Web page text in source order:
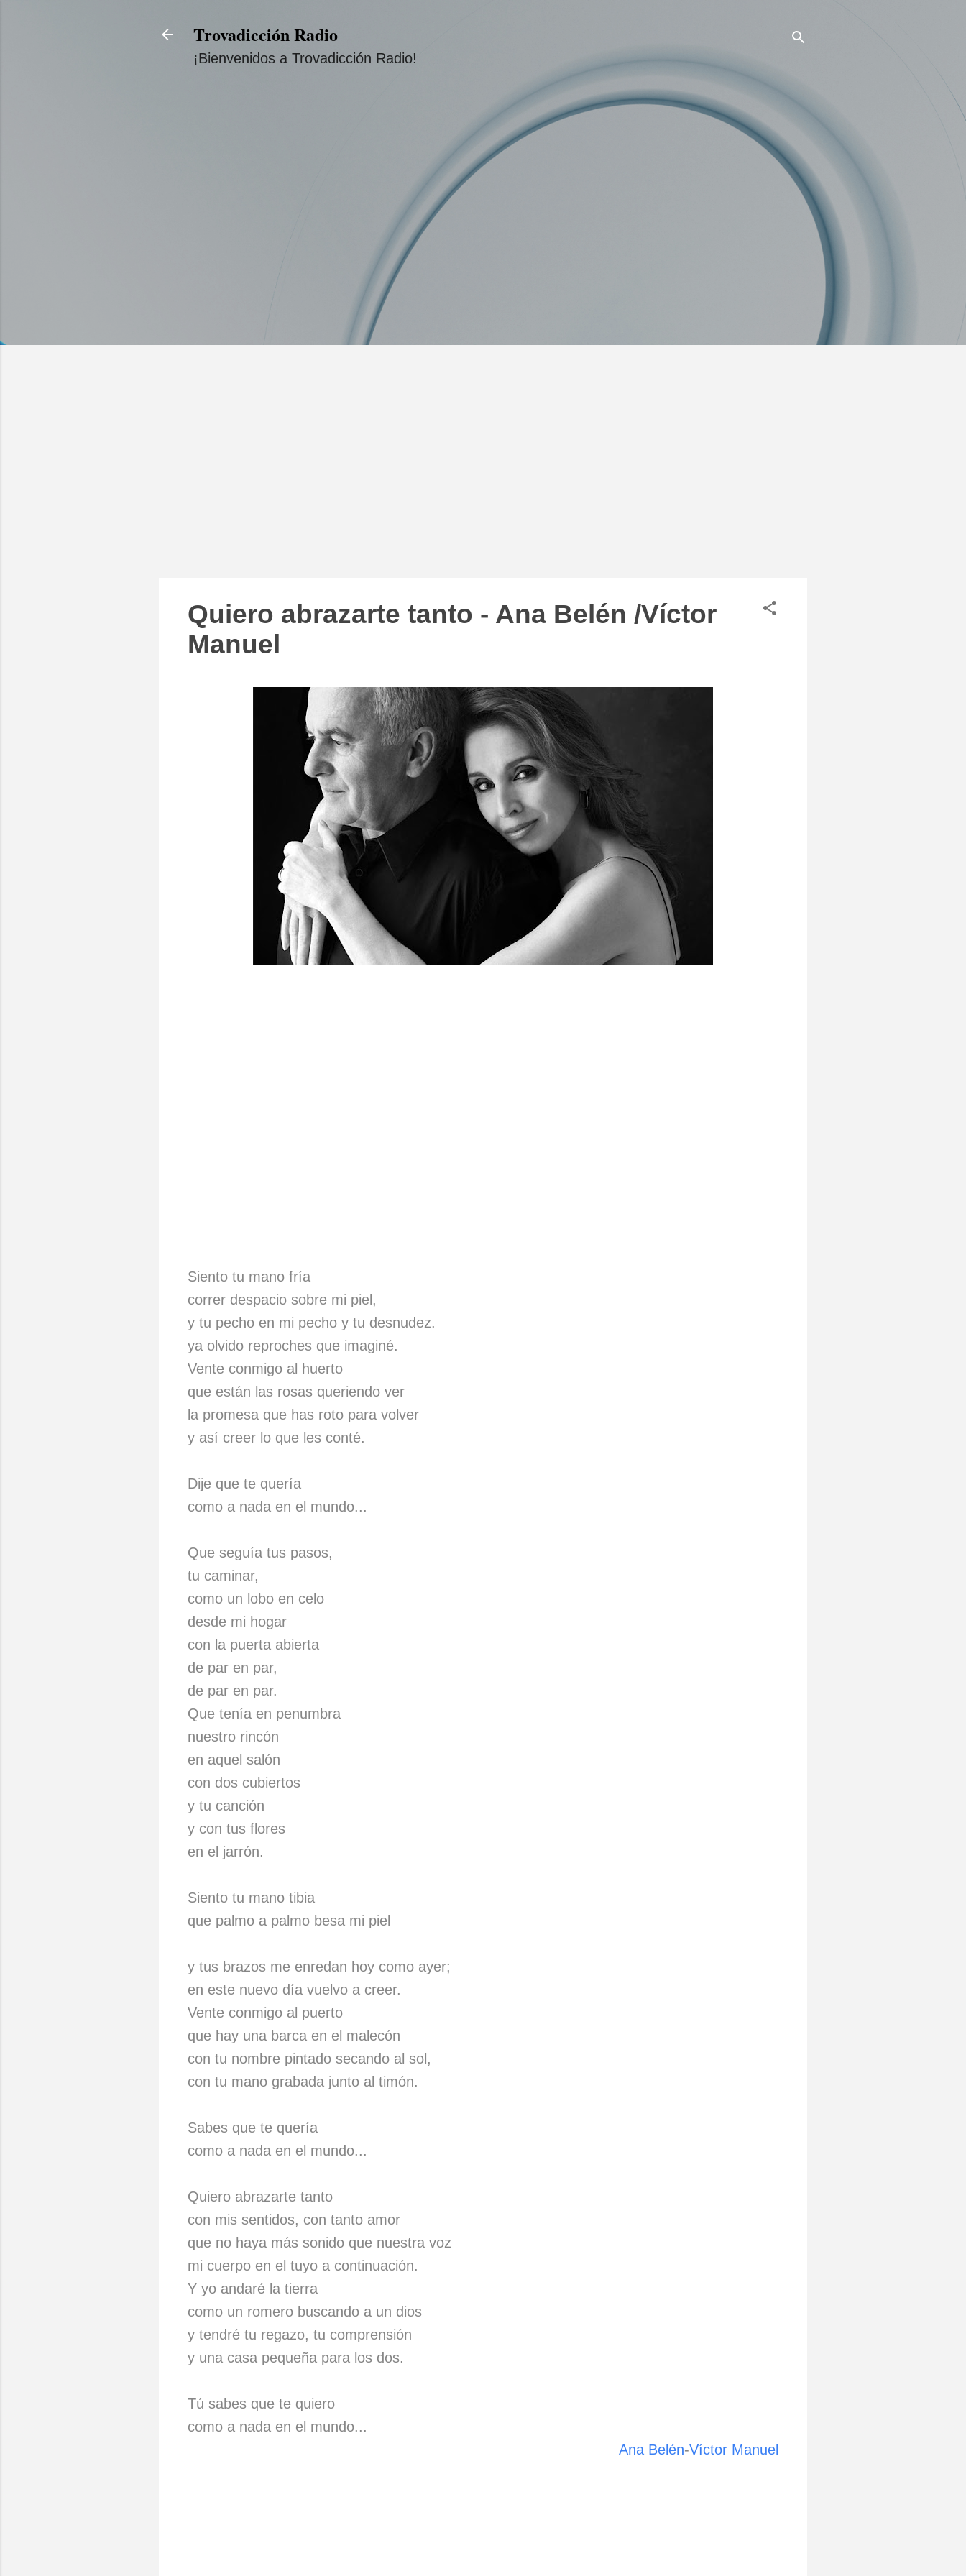
Trovadicción Radio
¡Bienvenidos a Trovadicción Radio!
Quiero abrazarte tanto - Ana Belén /Víctor
Manuel
Siento tu mano fría
correr despacio sobre mi piel,
y tu pecho en mi pecho y tu desnudez.
ya olvido reproches que imaginé.
Vente conmigo al huerto
que están las rosas queriendo ver
la promesa que has roto para volver
y así creer lo que les conté.
Dije que te quería
como a nada en el mundo...
Que seguía tus pasos,
tu caminar,
como un lobo en celo
desde mi hogar
con la puerta abierta
de par en par,
de par en par.
Que tenía en penumbra
nuestro rincón
en aquel salón
con dos cubiertos
y tu canción
y con tus flores
en el jarrón.
Siento tu mano tibia
que palmo a palmo besa mi piel
y tus brazos me enredan hoy como ayer;
en este nuevo día vuelvo a creer.
Vente conmigo al puerto
que hay una barca en el malecón
con tu nombre pintado secando al sol,
con tu mano grabada junto al timón.
Sabes que te quería
como a nada en el mundo...
Quiero abrazarte tanto
con mis sentidos, con tanto amor
que no haya más sonido que nuestra voz
mi cuerpo en el tuyo a continuación.
Y yo andaré la tierra
como un romero buscando a un dios
y tendré tu regazo, tu comprensión
y una casa pequeña para los dos.
Tú sabes que te quiero
como a nada en el mundo...
Ana Belén-Víctor Manuel